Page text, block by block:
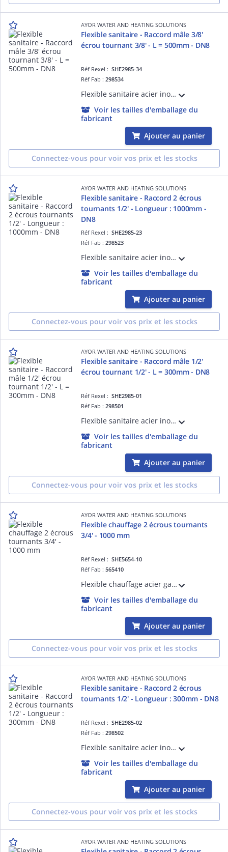
AYOR WATER AND HEATING SOLUTIONS
Flexible sanitaire - Raccord mâle 3/8'
écrou tournant 3/8' - L = 500mm - DN8
Réf Rexel :SHE2985-34
Réf Fab :298534
Flexible sanitaire acier inox - Raccord Mâle 3/8' - Ecrou tournant 3/8' - Longueur : 500mm - DN8 - ACS - QB
Voir les tailles d'emballage du
fabricant
Ajouter au panier
Connectez-vous pour voir vos prix et les stocks
AYOR WATER AND HEATING SOLUTIONS
Flexible sanitaire - Raccord 2 écrous
tournants 1/2' - Longueur : 1000mm -
DN8
Réf Rexel :SHE2985-23
Réf Fab :298523
Flexible sanitaire acier inox - Raccord 2 Ecrous tournants 1/2' - Longueur : 1000mm - DN8 - ACS - QB
Voir les tailles d'emballage du
fabricant
Ajouter au panier
Connectez-vous pour voir vos prix et les stocks
AYOR WATER AND HEATING SOLUTIONS
Flexible sanitaire - Raccord mâle 1/2'
écrou tournant 1/2' - L = 300mm - DN8
Réf Rexel :SHE2985-01
Réf Fab :298501
Flexible sanitaire acier inox - Raccord Mâle 1/2' - Ecrou tournant 1/2' - Longueur : 300mm - DN8 - ACS - QB
Voir les tailles d'emballage du
fabricant
Ajouter au panier
Connectez-vous pour voir vos prix et les stocks
AYOR WATER AND HEATING SOLUTIONS
Flexible chauffage 2 écrous tournants
3/4' - 1000 mm
Réf Rexel :SHE5654-10
Réf Fab :565410
Flexible chauffage acier galvanisé 2 écrous tournants 3/4' - Longueur 1000 mm - DN20
Voir les tailles d'emballage du
fabricant
Ajouter au panier
Connectez-vous pour voir vos prix et les stocks
AYOR WATER AND HEATING SOLUTIONS
Flexible sanitaire - Raccord 2 écrous
tournants 1/2' - Longueur : 300mm - DN8
Réf Rexel :SHE2985-02
Réf Fab :298502
Flexible sanitaire acier inox - Raccord 2 Ecrous tournants 1/2' - Longueur : 300mm - DN8 - ACS - QB
Voir les tailles d'emballage du
fabricant
Ajouter au panier
Connectez-vous pour voir vos prix et les stocks
AYOR WATER AND HEATING SOLUTIONS